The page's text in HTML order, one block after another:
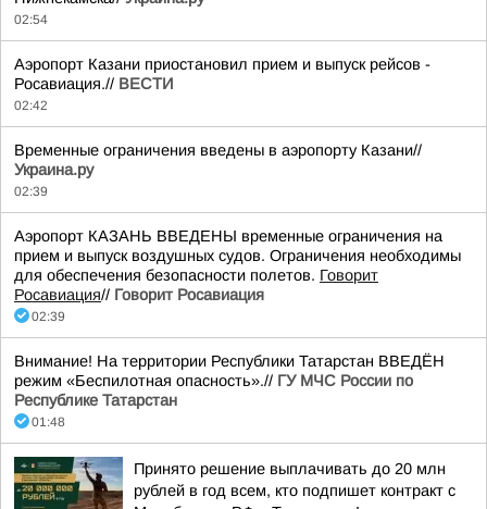
02:54
Аэропорт Казани приостановил прием и выпуск рейсов -
Росавиация.// ВЕСТИ
02:42
Временные ограничения введены в аэропорту Казани//
Украина.ру
02:39
Аэропорт КАЗАНЬ ВВЕДЕНЫ временные ограничения на
прием и выпуск воздушных судов. Ограничения необходимы
для обеспечения безопасности полетов. Говорит
Росавиация// Говорит Росавиация
02:39
Внимание! На территории Республики Татарстан ВВЕДЁН
режим «Беспилотная опасность».// ГУ МЧС России по
Республике Татарстан
01:48
Принято решение выплачивать до 20 млн
рублей в год всем, кто подпишет контракт с